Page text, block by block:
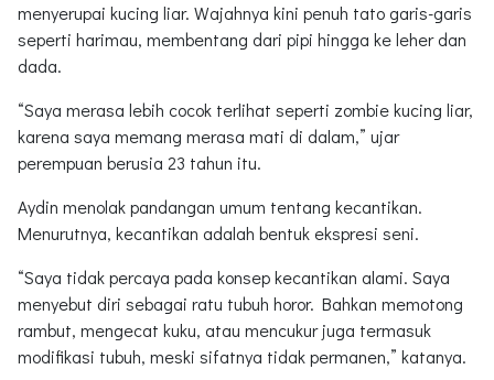
menyerupai kucing liar. Wajahnya kini penuh tato garis-garis
seperti harimau, membentang dari pipi hingga ke leher dan
dada.
“Saya merasa lebih cocok terlihat seperti zombie kucing liar,
karena saya memang merasa mati di dalam,” ujar
perempuan berusia 23 tahun itu.
Aydin menolak pandangan umum tentang kecantikan.
Menurutnya, kecantikan adalah bentuk ekspresi seni.
“Saya tidak percaya pada konsep kecantikan alami. Saya
menyebut diri sebagai ratu tubuh horor. Bahkan memotong
rambut, mengecat kuku, atau mencukur juga termasuk
modifikasi tubuh, meski sifatnya tidak permanen,” katanya.